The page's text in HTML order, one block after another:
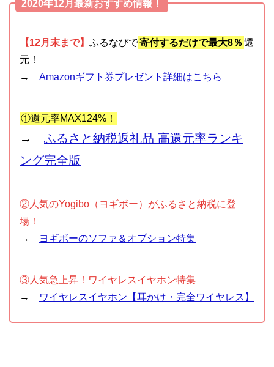
2020年12月最新おすすめ情報！
【12月末まで】 ふるなびで寄付するだけで最大8％ 還
元！
→ Amazonギフト券プレゼント詳細はこちら
①還元率MAX124%！
→ ふるさと納税返礼品 高還元率ランキ
ング完全版
②人気のYogibo（ヨギボー）がふるさと納税に登
場！
→
ヨギボーのソファ＆オプション特集
③人気急上昇！ワイヤレスイヤホン特集
→
ワイヤレスイヤホン【耳かけ・完全ワイヤレス】